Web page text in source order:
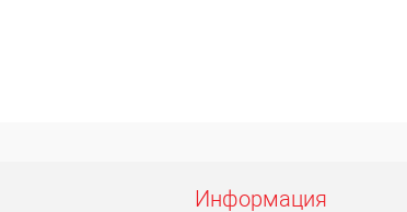
Информация